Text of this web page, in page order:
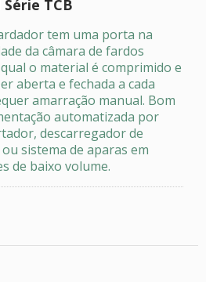
TCB
tem uma porta na
da câmara de fardos
o material é comprimido e
aberta e fechada a cada
amarração manual. Bom
automatizada por
descarregador de
sistema de aparas em
de baixo volume.